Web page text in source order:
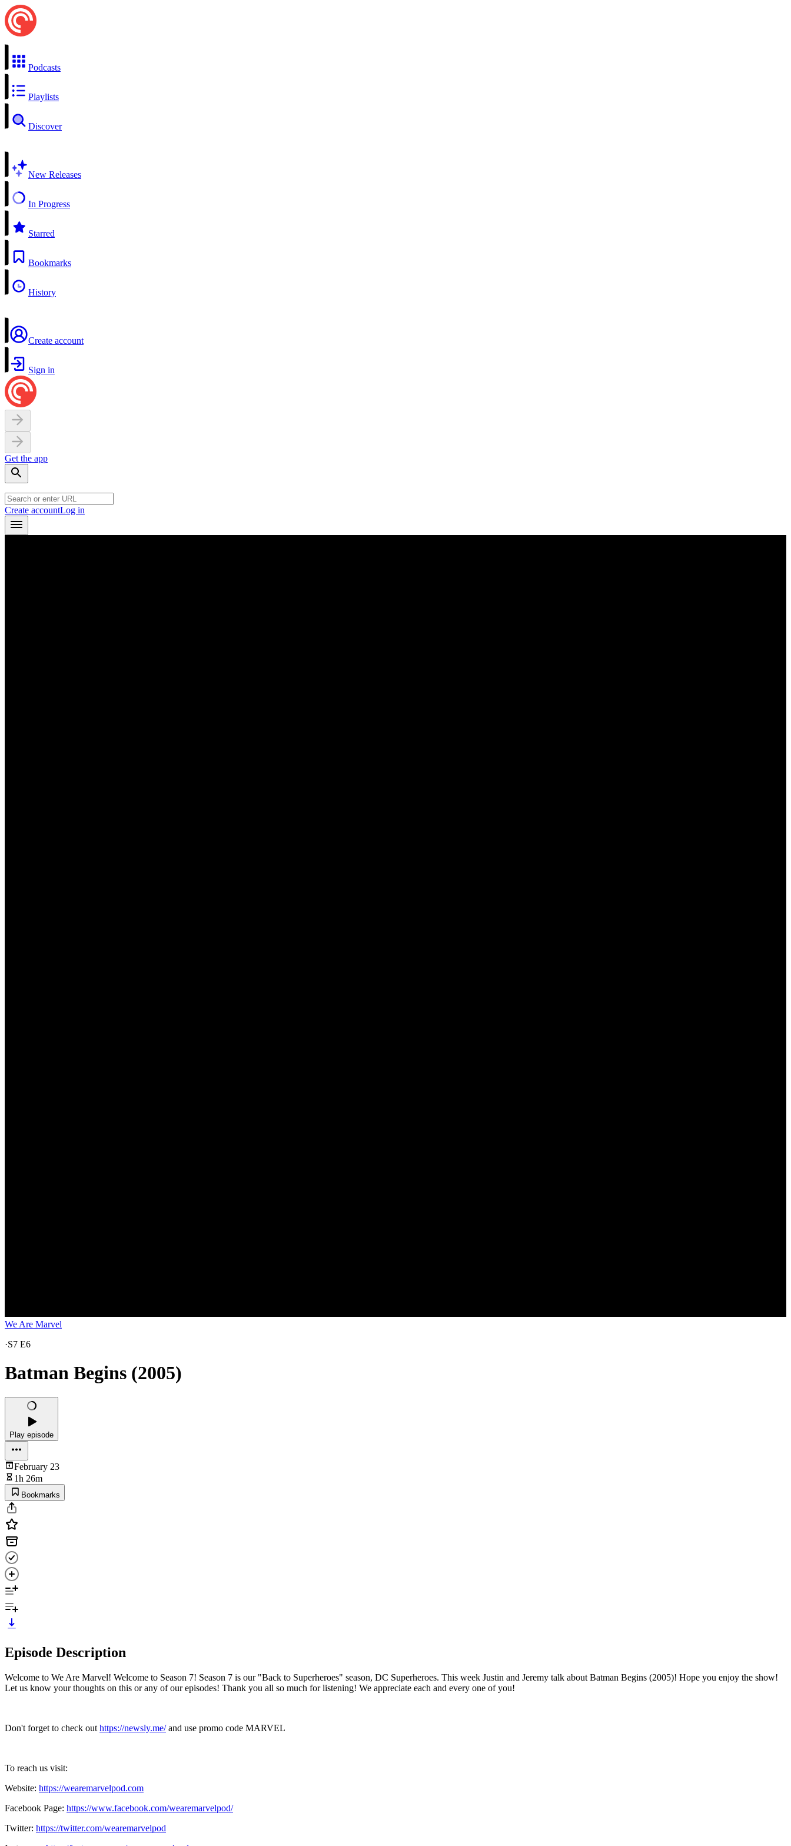
Podcasts
Playlists
Discover
New Releases
In Progress
Starred
Bookmarks
History
Create account
Sign in
Get the app
Create accountLog in
We Are Marvel
·S7 E6
Batman Begins (2005)
Play episode
February 23
1h 26m
Bookmarks
Episode Description
Welcome to We Are Marvel! Welcome to Season 7! Season 7 is our "Back to Superheroes" season, DC Superheroes. This week Justin and Jeremy talk about Batman Begins (2005)! Hope you enjoy the show!
Let us know your thoughts on this or any of our episodes! Thank you all so much for listening! We appreciate each and every one of you!
Don't forget to check out ⁠⁠⁠⁠⁠⁠⁠⁠⁠⁠⁠⁠⁠⁠⁠⁠⁠⁠⁠⁠⁠⁠⁠⁠⁠⁠⁠⁠⁠⁠⁠⁠⁠⁠⁠⁠⁠⁠⁠⁠⁠⁠⁠⁠⁠⁠⁠⁠⁠⁠⁠⁠⁠⁠⁠⁠⁠⁠⁠⁠⁠⁠⁠⁠⁠⁠https://newsly.me/⁠⁠⁠⁠⁠⁠⁠⁠⁠⁠⁠⁠⁠⁠⁠⁠⁠⁠⁠⁠⁠⁠⁠⁠⁠⁠⁠⁠⁠⁠⁠⁠⁠⁠⁠⁠⁠⁠⁠⁠⁠⁠⁠⁠⁠⁠⁠⁠⁠⁠⁠⁠⁠⁠⁠⁠⁠⁠⁠⁠⁠⁠⁠⁠⁠⁠and use promo code MARVEL
To reach us visit:
Website: ⁠⁠⁠⁠⁠⁠⁠⁠⁠⁠⁠⁠⁠⁠⁠⁠⁠⁠⁠⁠⁠⁠⁠⁠⁠⁠⁠⁠⁠⁠⁠⁠⁠⁠⁠⁠⁠⁠⁠⁠⁠⁠⁠⁠⁠⁠⁠⁠⁠⁠⁠⁠⁠⁠⁠⁠⁠⁠⁠⁠⁠⁠⁠⁠⁠⁠https://wearemarvelpod.com⁠⁠⁠⁠⁠⁠⁠⁠⁠⁠⁠⁠⁠⁠⁠⁠⁠⁠⁠⁠⁠⁠⁠⁠⁠⁠⁠⁠⁠⁠⁠⁠⁠⁠⁠⁠⁠⁠⁠⁠⁠⁠⁠⁠⁠⁠⁠⁠⁠⁠⁠⁠⁠⁠⁠⁠⁠⁠⁠⁠⁠⁠⁠⁠⁠⁠
Facebook Page: ⁠⁠⁠⁠⁠⁠⁠⁠⁠⁠⁠⁠⁠⁠⁠⁠⁠⁠⁠⁠⁠⁠⁠⁠⁠⁠⁠⁠⁠⁠⁠⁠⁠⁠⁠⁠⁠⁠⁠⁠⁠⁠⁠⁠⁠⁠⁠⁠⁠⁠⁠⁠⁠⁠⁠⁠⁠⁠⁠⁠⁠⁠⁠⁠⁠⁠https://www.facebook.com/wearemarvelpod/⁠⁠⁠⁠⁠⁠⁠⁠⁠⁠⁠⁠⁠⁠⁠⁠⁠⁠⁠⁠⁠⁠⁠⁠⁠⁠⁠⁠⁠⁠⁠⁠⁠⁠⁠⁠⁠⁠⁠⁠⁠⁠⁠⁠⁠⁠⁠⁠⁠⁠⁠⁠⁠⁠⁠⁠⁠⁠⁠⁠⁠⁠⁠⁠⁠⁠
Twitter: ⁠⁠⁠⁠⁠⁠⁠⁠⁠⁠⁠⁠⁠⁠⁠⁠⁠⁠⁠⁠⁠⁠⁠⁠⁠⁠⁠⁠⁠⁠⁠⁠⁠⁠⁠⁠⁠⁠⁠⁠⁠⁠⁠⁠⁠⁠⁠⁠⁠⁠⁠⁠⁠⁠⁠⁠⁠⁠⁠⁠⁠⁠⁠⁠⁠⁠https://twitter.com/wearemarvelpod⁠⁠⁠⁠⁠⁠⁠⁠⁠⁠⁠⁠⁠⁠⁠⁠⁠⁠⁠⁠⁠⁠⁠⁠⁠⁠⁠⁠⁠⁠⁠⁠⁠⁠⁠⁠⁠⁠⁠⁠⁠⁠⁠⁠⁠⁠⁠⁠⁠⁠⁠⁠⁠⁠⁠⁠⁠⁠⁠⁠⁠⁠⁠⁠⁠⁠